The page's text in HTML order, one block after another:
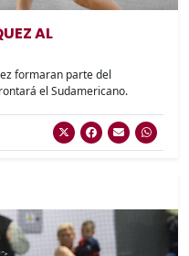
AL
formaran parte del
el Sudamericano.